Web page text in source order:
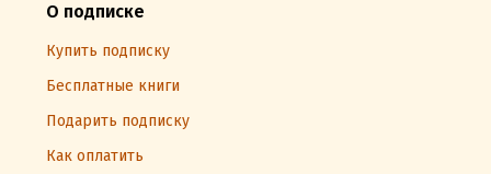
О подписке
Купить подписку
Бесплатные книги
Подарить подписку
Как оплатить